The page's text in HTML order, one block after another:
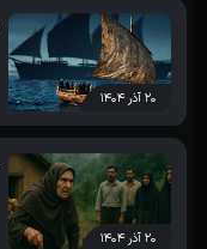
۲۰ آذر ۱۴۰۴
۲۰ آذر ۱۴۰۴